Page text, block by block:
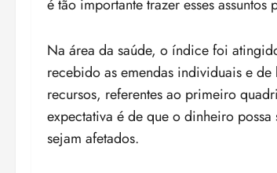
é tão importante trazer esses
Na área da saúde, o índice foi
recebido as emendas individuais e
recursos, referentes ao primeiro
expectativa é de que o dinheiro
sejam afetados.